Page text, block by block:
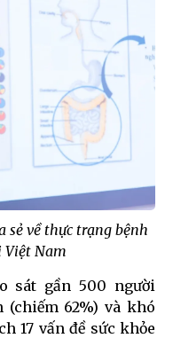
sẻ về thực trạng bệnh
Việt Nam
sát gần 500 người
(chiếm 62%) và khó
17 vấn đề sức khỏe